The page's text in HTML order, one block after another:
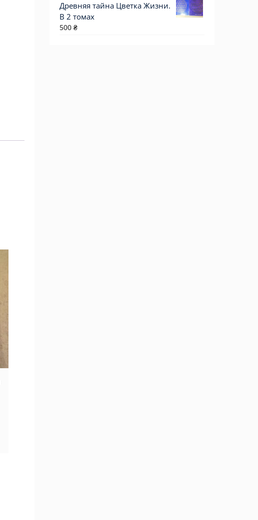
Древняя тайна Цветка Жизни.
В 2 томах
500 ₴